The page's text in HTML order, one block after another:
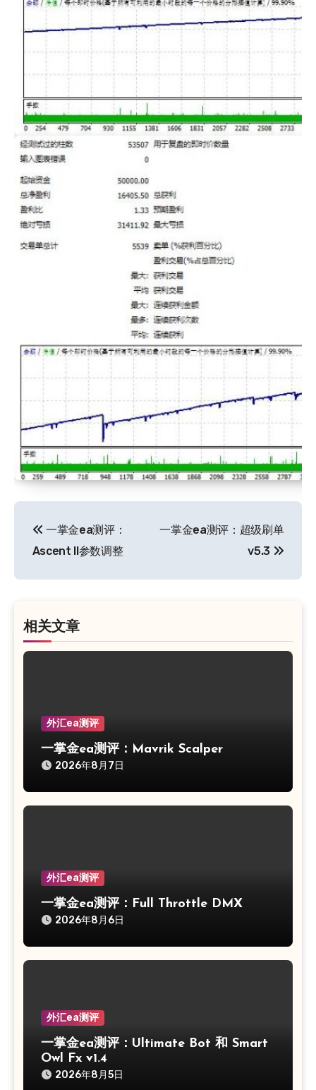
章
导
一掌金ea测评：
Ascent II参数调整
一掌金ea测评：超级刷单
v5.3
相关文章
外汇ea测评
一掌金ea测评：Mavrik Scalper
2026年8月7日
外汇ea测评
一掌金ea测评：Full Throttle DMX
2026年8月6日
外汇ea测评
一掌金ea测评：Ultimate Bot 和 Smart
Owl Fx v1.4
2026年8月5日